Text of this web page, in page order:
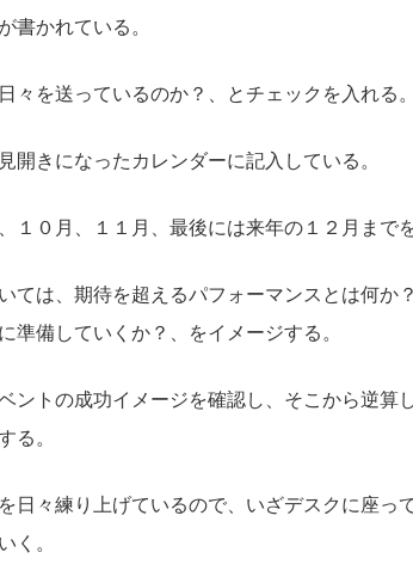
書かれている。
々を送っているのか？、とチェックを入れる。
開きになったカレンダーに記入している。
１０月、１１月、最後には来年の１２月まで
ては、期待を超えるパフォーマンスとは何か
準備していくか？、をイメージする。
ントの成功イメージを確認し、そこから逆算
る。
日々練り上げているので、いざデスクに座っ
く。